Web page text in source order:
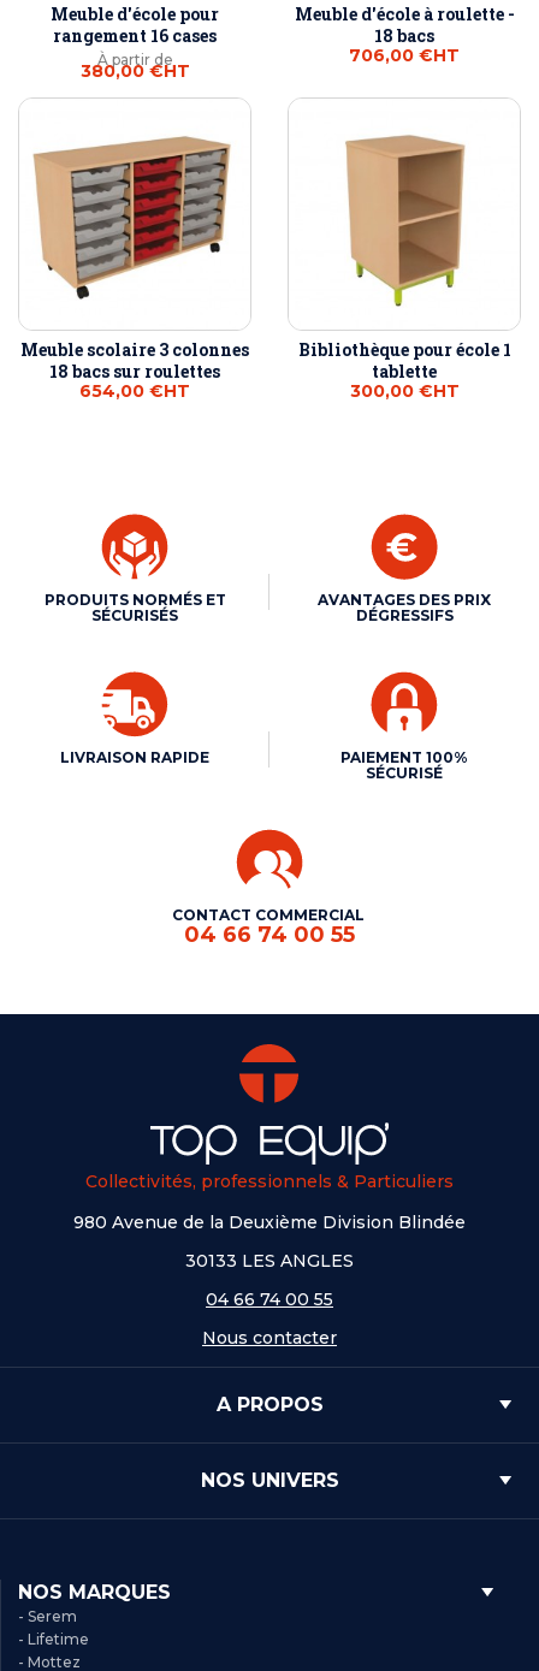
Meuble d'école pour
rangement 16 cases
À partir de
380,00 €HT
Meuble d'école à roulette -
18 bacs
706,00 €HT
Meuble scolaire 3 colonnes
18 bacs sur roulettes
654,00 €HT
Bibliothèque pour école 1
tablette
300,00 €HT
PRODUITS NORMÉS ET
SÉCURISÉS
AVANTAGES DES PRIX
DÉGRESSIFS
LIVRAISON RAPIDE
PAIEMENT 100%
SÉCURISÉ
CONTACT COMMERCIAL
04 66 74 00 55
Collectivités, professionnels & Particuliers
980 Avenue de la Deuxième Division Blindée
30133 LES ANGLES
04 66 74 00 55
Nous contacter
A PROPOS
NOS UNIVERS
NOS MARQUES
- Serem
- Lifetime
- Mottez